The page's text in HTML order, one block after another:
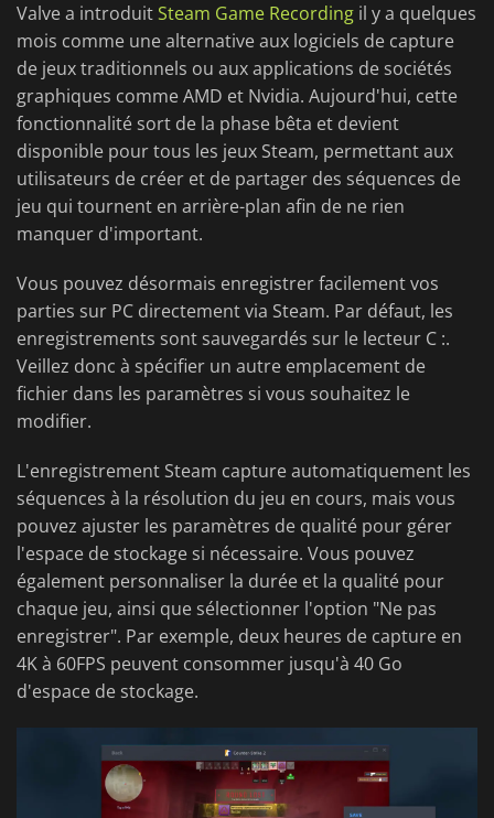
Valve a introduitSteam Game Recording il y a quelques
mois comme une alternative aux logiciels de capture
de jeux traditionnels ou aux applications de sociétés
graphiques comme AMD et Nvidia. Aujourd'hui, cette
fonctionnalité sort de la phase bêta et devient
disponible pour tous les jeux Steam, permettant aux
utilisateurs de créer et de partager des séquences de
jeu qui tournent en arrière-plan afin de ne rien
manquer d'important.
Vous pouvez désormais enregistrer facilement vos
parties sur PC directement via Steam. Par défaut, les
enregistrements sont sauvegardés sur le lecteur C :.
Veillez donc à spécifier un autre emplacement de
fichier dans les paramètres si vous souhaitez le
modifier.
L'enregistrement Steam capture automatiquement les
séquences à la résolution du jeu en cours, mais vous
pouvez ajuster les paramètres de qualité pour gérer
l'espace de stockage si nécessaire. Vous pouvez
également personnaliser la durée et la qualité pour
chaque jeu, ainsi que sélectionner l'option "Ne pas
enregistrer". Par exemple, deux heures de capture en
4K à 60FPS peuvent consommer jusqu'à 40 Go
d'espace de stockage.